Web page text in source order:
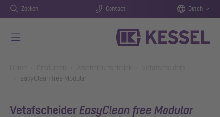
Zoeken Contact Dutch
EasyClean free Modular
VetafscheiderEasyClean free Modular